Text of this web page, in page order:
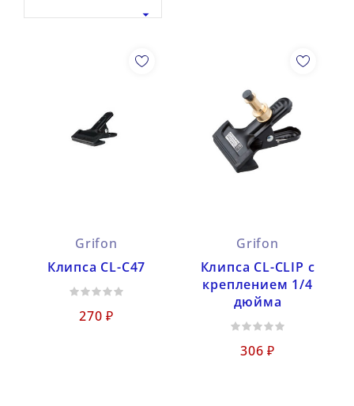

Grifon
Клипса CL-C47
270 ₽
Grifon
Клипса CL-CLIP с
креплением 1/4
дюйма
306 ₽